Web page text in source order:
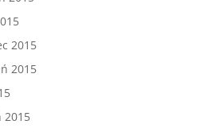
2015
2015
2015